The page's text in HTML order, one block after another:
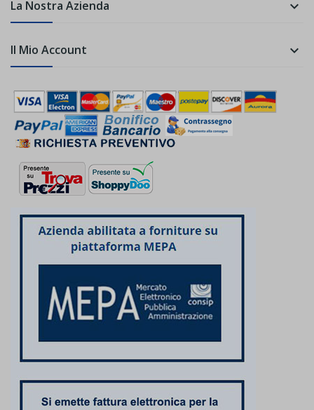
La Nostra Azienda 
Il Mio Account 